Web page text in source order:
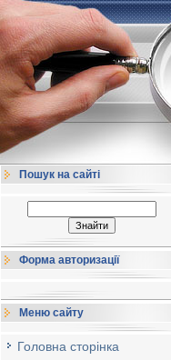
Пошук на сайті
Форма авторизації
Меню сайту
Головна сторінка